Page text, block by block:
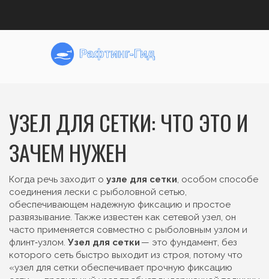
УЗЕЛ ДЛЯ СЕТКИ: ЧТО ЭТО И
ЗАЧЕМ НУЖЕН
Когда речь заходит о узле для сетки, особом способе
соединения лески с рыболовной сетью,
обеспечивающем надежную фиксацию и простое
развязывание. Также известен как сетевой узел, он
часто применяется совместно с рыболовным узлом и
флинт‑узлом. Узел для сетки — это фундамент, без
которого сеть быстро выходит из строя, потому что
«узел для сетки обеспечивает прочную фиксацию